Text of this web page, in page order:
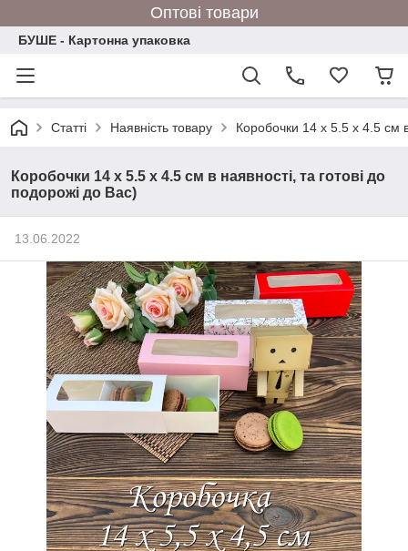
Оптові товари
БУШЕ - Картонна упаковка
Статті Наявність товару Коробочки 14 х 5.5 х 4.5 см
Коробочки 14 х 5.5 х 4.5 см в наявності, та готові до
подорожі до Вас)
13.06.2022